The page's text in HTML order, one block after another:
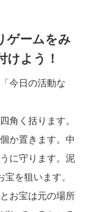
ゲームをみ
けよう！
今日の活動な
角く括ります。
か置きます。中
に守ります。泥
を狙います。
お宝は元の場所